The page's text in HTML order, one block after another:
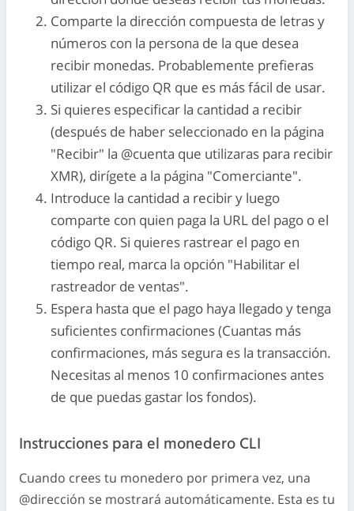
Comparte la dirección compuesta de letras y
números con la persona de la que desea
recibir monedas. Probablemente prefieras
utilizar el código QR que es más fácil de usar.
Si quieres especificar la cantidad a recibir
(después de haber seleccionado en la página
"Recibir" la @cuenta que utilizaras para recibir
XMR), dirígete a la página "Comerciante".
Introduce la cantidad a recibir y luego
comparte con quien paga la URL del pago o el
código QR. Si quieres rastrear el pago en
tiempo real, marca la opción "Habilitar el
rastreador de ventas".
Espera hasta que el pago haya llegado y tenga
suficientes confirmaciones (Cuantas más
confirmaciones, más segura es la transacción.
Necesitas al menos 10 confirmaciones antes
de que puedas gastar los fondos).
Instrucciones para el monedero CLI
Cuando crees tu monedero por primera vez, una
@dirección se mostrará automáticamente. Esta es tu